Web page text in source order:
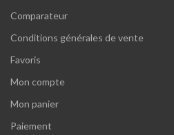
Comparateur
Conditions générales de vente
Favoris
Mon compte
Mon panier
Paiement